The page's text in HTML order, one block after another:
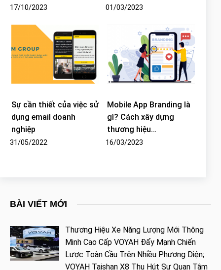
17/10/2023 01/03/2023
Sự cần thiết của việc sử
dụng email doanh
nghiệp
31/05/2022
Mobile App Branding là
gì? Cách xây dựng
thương hiệu…
16/03/2023
BÀI VIẾT MỚI
Thương Hiệu Xe Năng Lượng Mới Thông
Minh Cao Cấp VOYAH Đẩy Mạnh Chiến
Lược Toàn Cầu Trên Nhiều Phương Diện;
VOYAH Taishan X8 Thu Hút Sự Quan Tâm